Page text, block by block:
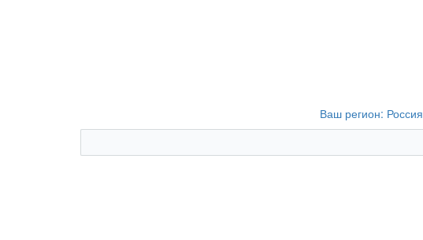
Ваш регион: Россия